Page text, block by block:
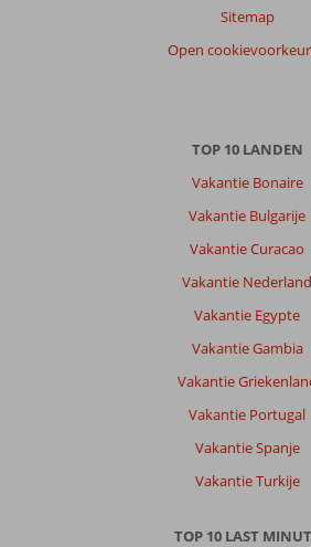
Sitemap
Open
TOP 10 LANDEN
Vakantie Bonaire
Vakantie Bulgarije
Vakantie Curacao
Vakantie Nederland
Vakantie Egypte
Vakantie Gambia
Vakantie
Vakantie Portugal
Vakantie Spanje
Vakantie Turkije
TOP 10 LAST